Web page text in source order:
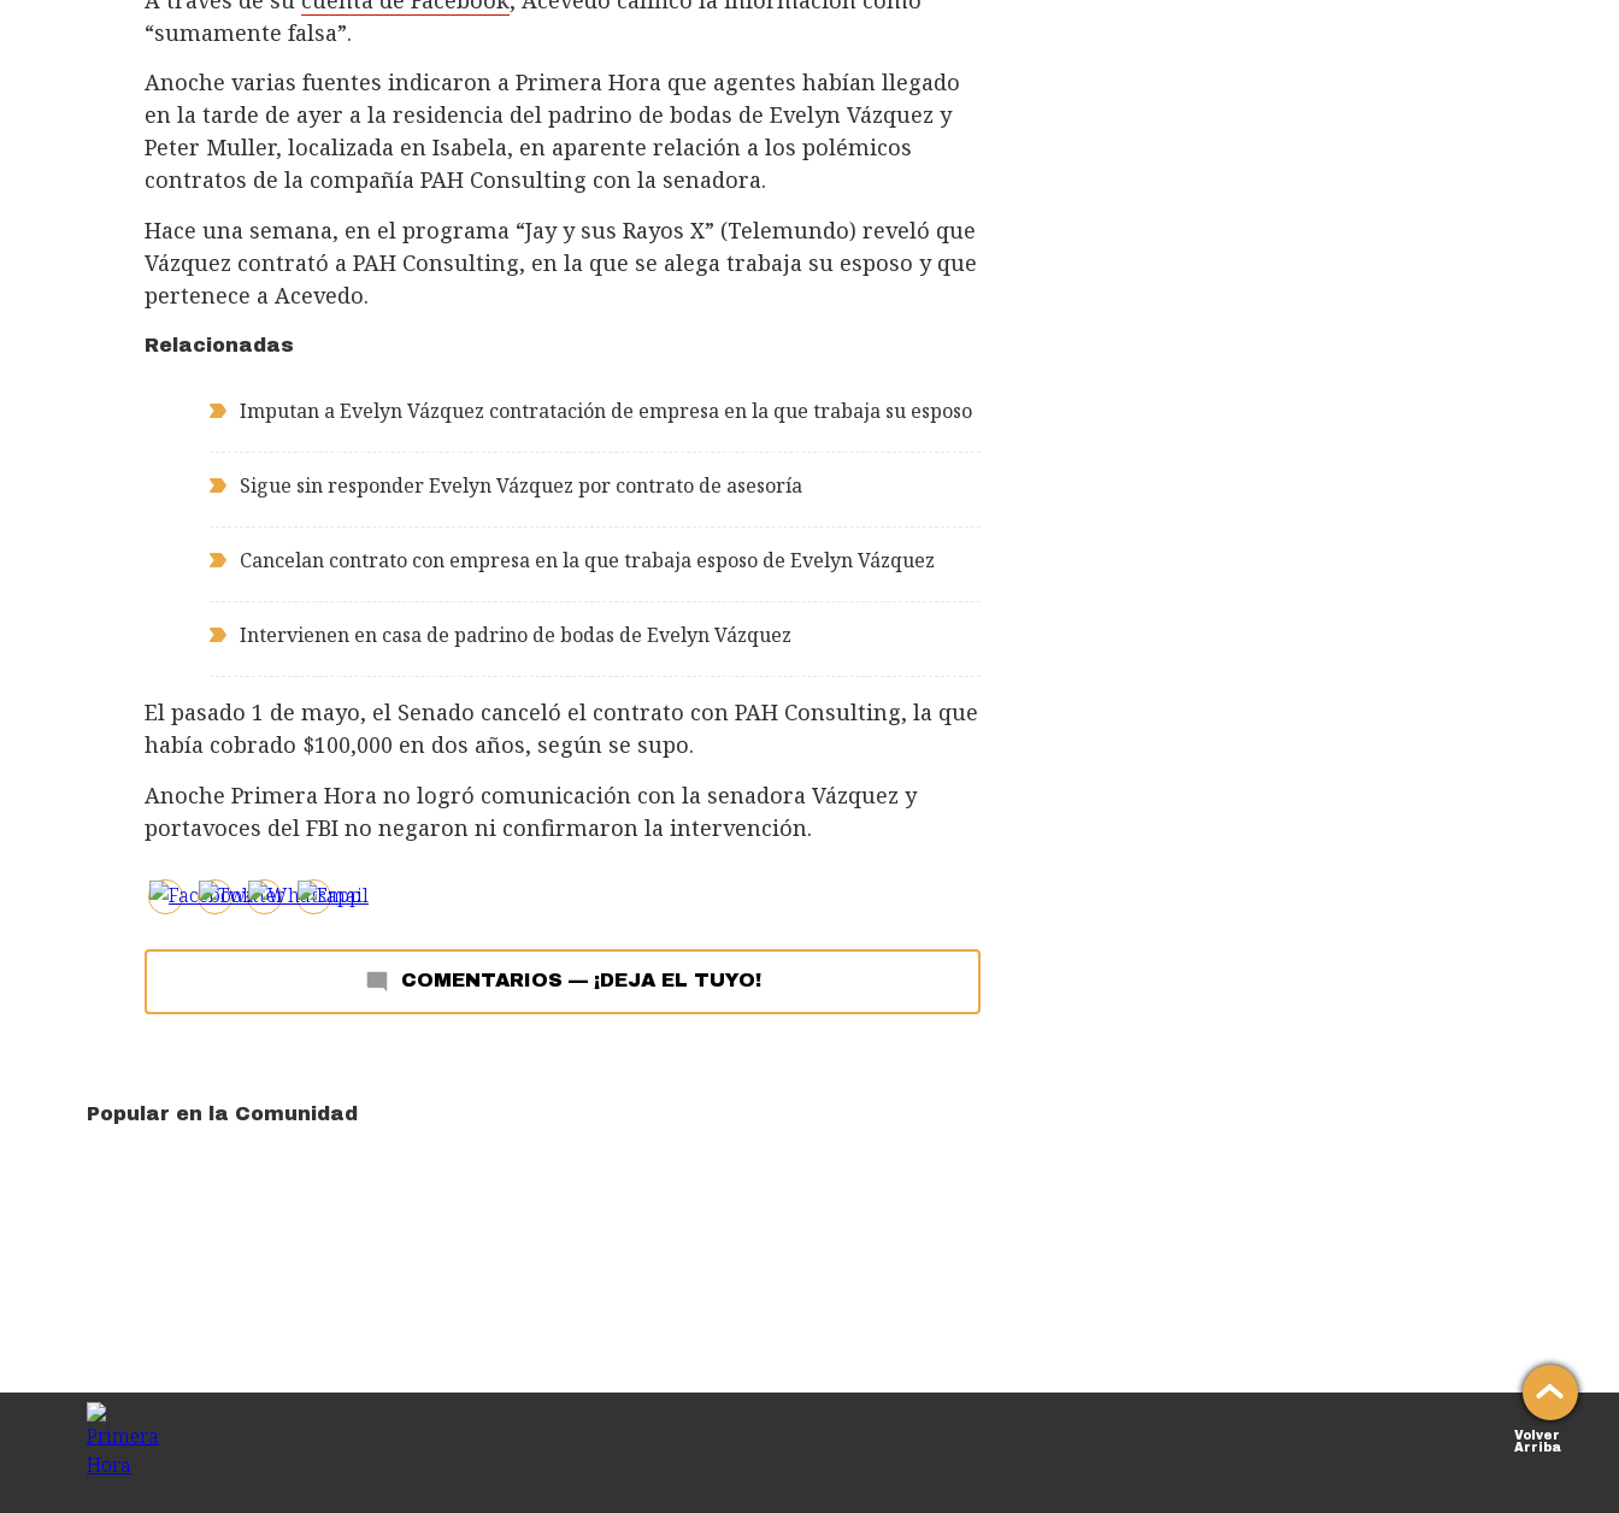
“sumamente falsa”.
Anoche varias fuentes indicaron a Primera Hora que agentes habían llegado
en la tarde de ayer a la residencia del padrino de bodas de Evelyn Vázquez y
Peter Muller, localizada en Isabela, en aparente relación a los polémicos
contratos de la compañía PAH Consulting con la senadora.
Hace una semana, en el programa “Jay y sus Rayos X” (Telemundo) reveló que
Vázquez contrató a PAH Consulting, en la que se alega trabaja su esposo y que
pertenece a Acevedo.
Relacionadas
Imputan a Evelyn Vázquez contratación de empresa en la que trabaja su esposo
Sigue sin responder Evelyn Vázquez por contrato de asesoría
Cancelan contrato con empresa en la que trabaja esposo de Evelyn Vázquez
Intervienen en casa de padrino de bodas de Evelyn Vázquez
El pasado 1 de mayo, el Senado canceló el contrato con PAH Consulting, la que
había cobrado $100,000 en dos años, según se supo.
Anoche Primera Hora no logró comunicación con la senadora Vázquez y
portavoces del FBI no negaron ni confirmaron la intervención.
COMENTARIOS — ¡DEJA EL TUYO!
Popular en la Comunidad
Volver
Arriba